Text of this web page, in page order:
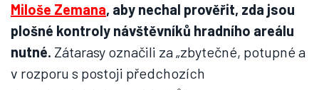
Miloše Zemana, aby nechal prověřit, zda jsou
plošné kontroly návštěvníků hradního areálu
nutné. Zátarasy označili za „zbytečné, potupné a
v rozporu s postoji předchozích